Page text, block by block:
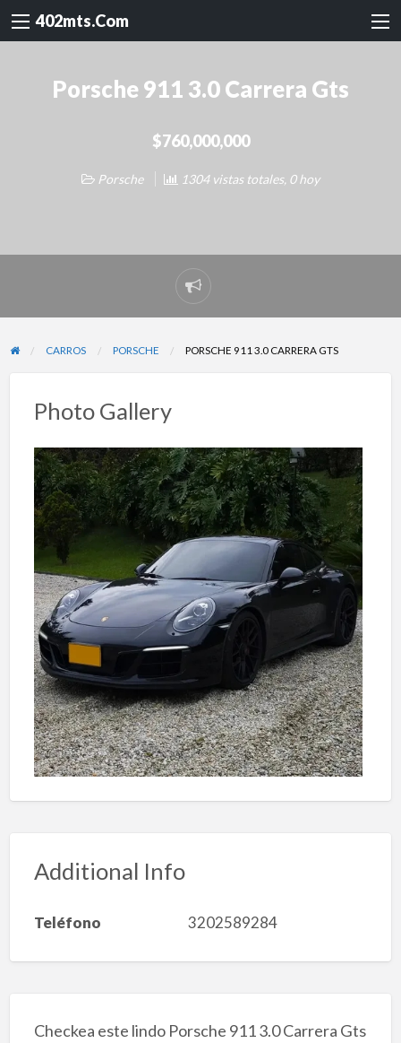
402mts.Com
Porsche 911 3.0 Carrera Gts
$760,000,000
Porsche 1304 vistas totales, 0 hoy
Reportar
problema
CARROS PORSCHE PORSCHE 911 3.0 CARRERA GTS
Photo Gallery
Additional Info
Teléfono 3202589284
Checkea este lindo Porsche 911 3.0 Carrera Gts